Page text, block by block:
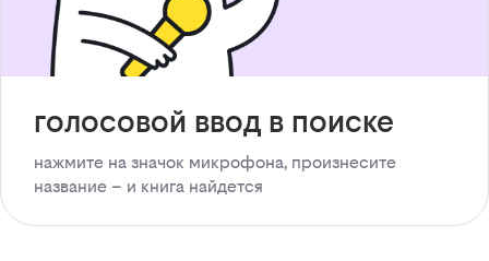
голосовой ввод в поиске
нажмите на значок микрофона, произнесите
название – и книга найдется